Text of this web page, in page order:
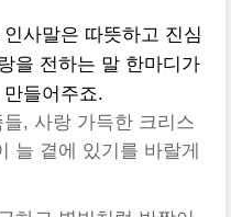
사말은 따뜻하고 진심
을 전하는 말 한마디가
들어주죠.
, 사랑 가득한 크리스
늘 곁에 있기를 바랄게